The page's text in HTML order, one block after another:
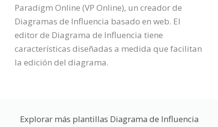
Paradigm Online (VP Online), un creador de
Diagramas de Influencia basado en web. El
editor de Diagrama de Influencia tiene
características diseñadas a medida que facilitan
la edición del diagrama.
Explorar más plantillas Diagrama de Influencia